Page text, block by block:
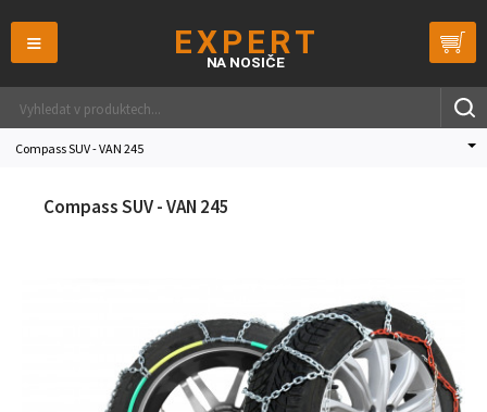
≡
Compass SUV - VAN 245
Compass SUV - VAN 245